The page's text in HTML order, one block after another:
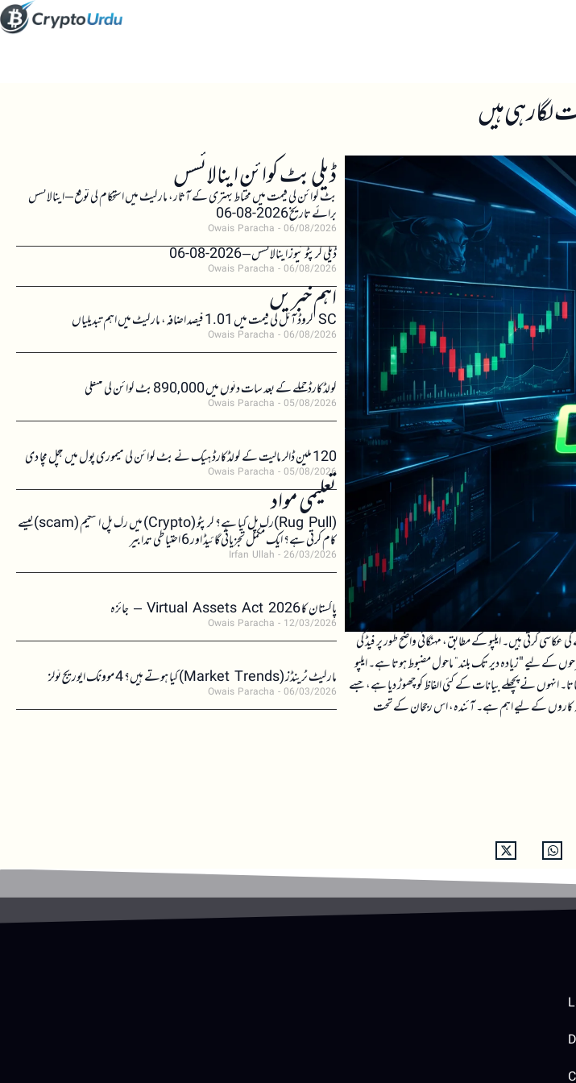
لگا رہی ہیں
عکاسی کرتی ہیں۔ ایلپو کے مطابق، مہنگائی واضح طور پر فیڈ کی
لیے "زیادہ دیر تک بلند” ماحول مضبوط ہوتا ہے۔ ایلپو
انہوں نے پچھلے بیانات کے کئی الفاظ کو چھوڑ دیا ہے، جسے
کاروں کے لیے اہم ہے۔ آئندہ، اس رجحان کے تحت
ڈیلی بٹ کوائن اینالائسس
بٹ کوائن کی قیمت میں محتاط بہتری کے آثار، مارکیٹ میں استحکام کی توقع – اینالائسس
برائے تاریخ 2026-08-06
Owais Paracha 06/08/2026
ڈیلی کرپٹو نیوز اینالائسس – 2026-08-06
Owais Paracha 06/08/2026
اہم خبریں
SC کروڈ آئل کی قیمت میں 1.01 فیصد اضافہ، مارکیٹ میں اہم تبدیلیاں
Owais Paracha 06/08/2026
کولڈکارڈ حملے کے بعد سات دنوں میں 890,000 بٹ کوائن کی منتقلی
Owais Paracha 05/08/2026
120 ملین ڈالر مالیت کے کولڈکارڈ ہیک نے بٹ کوائن کی میموری پول میں ہلچل مچا دی
Owais Paracha 05/08/2026
تعلیمی مواد (Rug Pull)رگ پل کیا ہے؟ کرپٹو (Crypto) میں رگ پل اسکیم (scam)کیسے
کام کرتی ہے؟ ایک مکمل تجزیاتی گائیڈ اور 6 احتیاطی تدابیر
Irfan Ullah 26/03/2026
پاکستان کا Virtual Assets Act 2026 – جائزہ
Owais Paracha 12/03/2026
مارکیٹ ٹرینڈز (Market Trends) کیا ہوتے ہیں؟ 4 موونگ ایوریج ٹولز
Owais Paracha 06/03/2026